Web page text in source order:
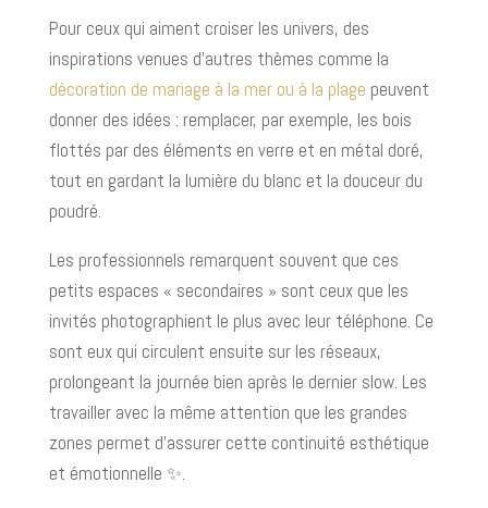
Pour ceux qui aiment croiser les univers, des
inspirations venues d’autres thèmes comme la
décoration de mariage à la mer ou à la plage peuvent
donner des idées : remplacer, par exemple, les bois
flottés par des éléments en verre et en métal doré,
tout en gardant la lumière du blanc et la douceur du
poudré.
Les professionnels remarquent souvent que ces
petits espaces « secondaires » sont ceux que les
invités photographient le plus avec leur téléphone. Ce
sont eux qui circulent ensuite sur les réseaux,
prolongeant la journée bien après le dernier slow. Les
travailler avec la même attention que les grandes
zones permet d’assurer cette continuité esthétique
et émotionnelle ✨.